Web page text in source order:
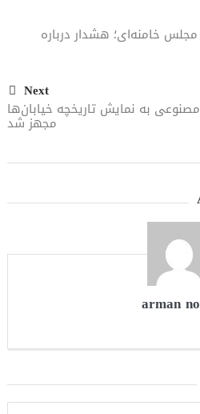
خامنه‌ای؛ هشدار درباره
Next
به نمایش تاریخچه خیابان‌ها
مجهز شد
arman